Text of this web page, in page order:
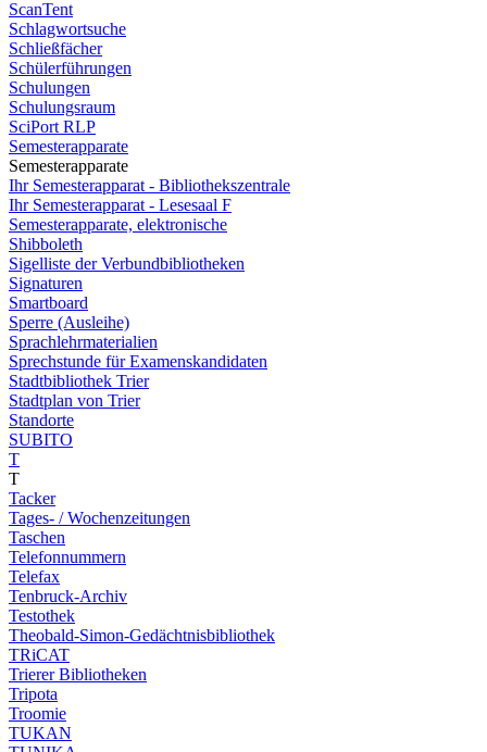
ScanTent
Schlagwortsuche
Schließfächer
Schülerführungen
Schulungen
Schulungsraum
SciPort RLP
Semesterapparate
Semesterapparate
Ihr Semesterapparat - Bibliothekszentrale
Ihr Semesterapparat - Lesesaal F
Semesterapparate, elektronische
Shibboleth
Sigelliste der Verbundbibliotheken
Signaturen
Smartboard
Sperre (Ausleihe)
Sprachlehrmaterialien
Sprechstunde für Examenskandidaten
Stadtbibliothek Trier
Stadtplan von Trier
Standorte
SUBITO
T
T
Tacker
Tages- / Wochenzeitungen
Taschen
Telefonnummern
Telefax
Tenbruck-Archiv
Testothek
Theobald-Simon-Gedächtnisbibliothek
TRiCAT
Trierer Bibliotheken
Tripota
Troomie
TUKAN